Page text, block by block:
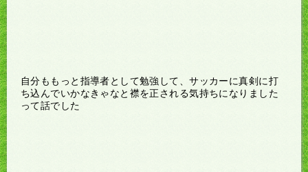
自分ももっと指導者として勉強して、サッカーに真剣に打
ち込んでいかなきゃなと襟を正される気持ちになりました
って話でした